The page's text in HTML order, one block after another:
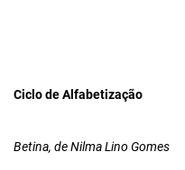
Ciclo de Alfabetização
Betina, de Nilma Lino Gomes